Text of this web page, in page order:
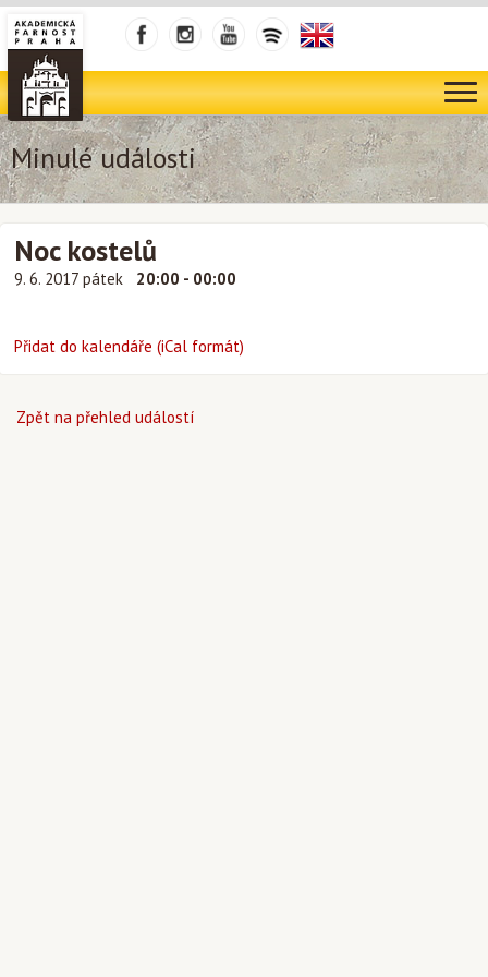
Minulé události
Noc kostelů
9. 6. 2017 pátek 20:00 - 00:00
Přidat do kalendáře (iCal formát)
Zpět na přehled událostí